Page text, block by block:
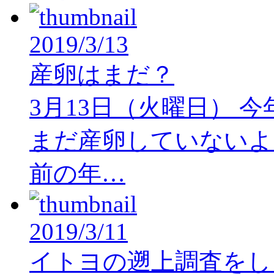
2019/3/13
産卵はまだ？
3月13日（火曜日）
まだ産卵していない
前の年…
2019/3/11
イトヨの遡上調査を